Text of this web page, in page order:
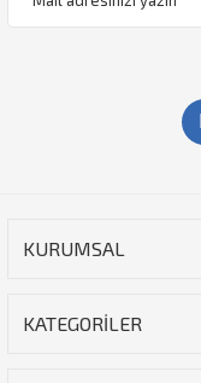
KURUMSAL
KATEGORİLER